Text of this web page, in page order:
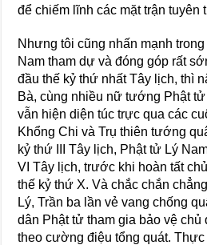
để chiếm lĩnh các mặt trận
Nhưng tôi cũng nhấn mạnh
Nam tham dự và đóng góp rất
đầu thế kỷ thứ nhất Tây lịch, thì
Bà, cùng nhiều nữ tướng Phật
vẫn hiện diện túc trực qua các
Khổng Chi và Trụ thiên tướng
kỷ thứ III Tây lịch, Phật tử Lý
VI Tây lịch, trước khi hoàn tất
thế kỷ thứ X. Và chắc chắn
Lý, Trần ba lần vẻ vang chống
dân Phật tử tham gia bảo vệ
theo cường điệu tổng quát.